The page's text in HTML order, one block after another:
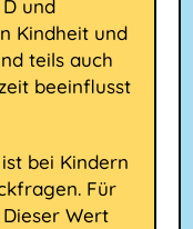
und
Kindheit und
teils auch
beeinflusst
bei Kindern
Für
Wert